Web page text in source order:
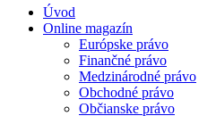
Úvod
Online magazín
Európske právo
Finančné právo
Medzinárodné právo
Obchodné právo
Občianske právo